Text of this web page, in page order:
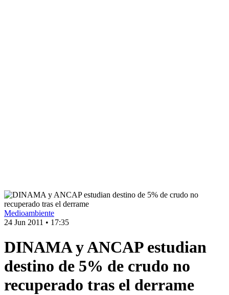
Medioambiente
24 Jun 2011 • 17:35
DINAMA y ANCAP estudian
destino de 5% de crudo no
recuperado tras el derrame